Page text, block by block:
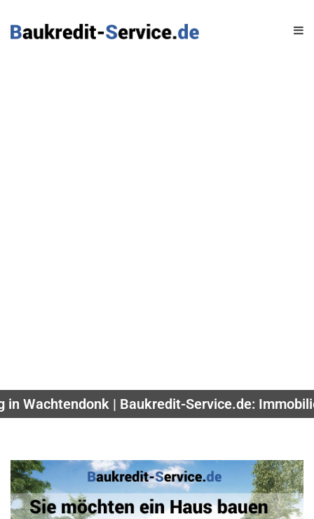
in Wachtendonk | Baukredit-Service.de: